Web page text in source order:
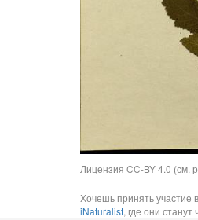
Лицензия CC-BY 4.0 (см.
Хочешь принять участие
iNaturalist, где они